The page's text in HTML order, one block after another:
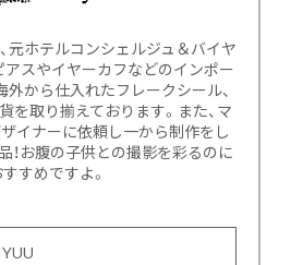
元ホテルコンシェルジュ＆バイヤ
アスやイヤーカフなどのインポー
外から仕入れたフレークシール、
を取り揃えております。また、マ
イナーに依頼し一から制作をし
！お腹の子供との撮影を彩るのに
すすめですよ。